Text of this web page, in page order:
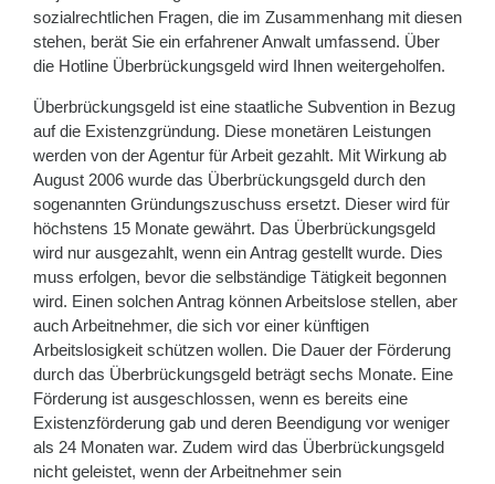
sozialrechtlichen Fragen, die im Zusammenhang mit diesen
stehen, berät Sie ein erfahrener Anwalt umfassend. Über
die Hotline Überbrückungsgeld wird Ihnen weitergeholfen.
Überbrückungsgeld ist eine staatliche Subvention in Bezug
auf die Existenzgründung. Diese monetären Leistungen
werden von der Agentur für Arbeit gezahlt. Mit Wirkung ab
August 2006 wurde das Überbrückungsgeld durch den
sogenannten Gründungszuschuss ersetzt. Dieser wird für
höchstens 15 Monate gewährt. Das Überbrückungsgeld
wird nur ausgezahlt, wenn ein Antrag gestellt wurde. Dies
muss erfolgen, bevor die selbständige Tätigkeit begonnen
wird. Einen solchen Antrag können Arbeitslose stellen, aber
auch Arbeitnehmer, die sich vor einer künftigen
Arbeitslosigkeit schützen wollen. Die Dauer der Förderung
durch das Überbrückungsgeld beträgt sechs Monate. Eine
Förderung ist ausgeschlossen, wenn es bereits eine
Existenzförderung gab und deren Beendigung vor weniger
als 24 Monaten war. Zudem wird das Überbrückungsgeld
nicht geleistet, wenn der Arbeitnehmer sein